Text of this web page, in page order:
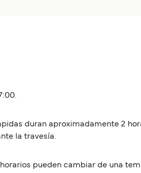
duran aproximadamente 2
la travesía.
pueden cambiar de una